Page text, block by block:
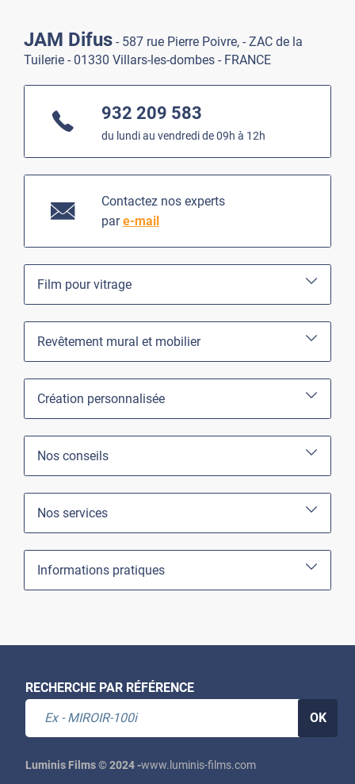
JAM Difus - 587 rue Pierre Poivre, - ZAC de la
Tuilerie - 01330 Villars-les-dombes - FRANCE
932 209 583
du lundi au vendredi de 09h à 12h
Contactez nos experts
pare-mail
Film pour vitrage
Revêtement mural et mobilier
Création personnalisée
Nos conseils
Nos services
Informations pratiques
RECHERCHE PAR RÉFÉRENCE
OK
Luminis Films © 2024 -www.luminis-films.com